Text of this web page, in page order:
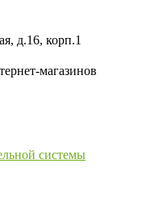
д.16, корп.1
магазинов
системы